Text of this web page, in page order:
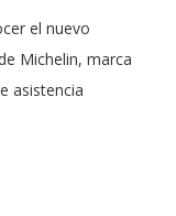
el nuevo
Michelin, marca
asistencia